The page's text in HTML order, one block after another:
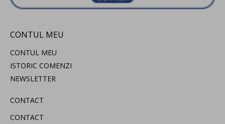
CONTUL MEU
CONTUL MEU
ISTORIC COMENZI
NEWSLETTER
CONTACT
CONTACT